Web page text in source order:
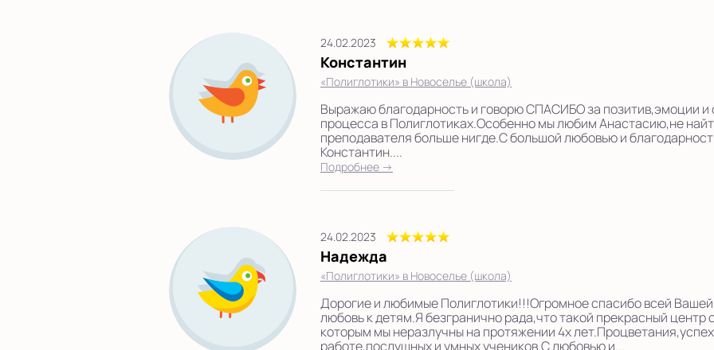
24.02.2023
Константин
«Полиглотики» в Новоселье (школа)
Выражаю благодарность и говорю СПАСИБО за позитив,эмоции
процесса в Полиглотиках.Особенно мы любим Анастасию,не
преподавателя больше нигде.С большой любовью и
Константин....
Подробнее →
24.02.2023
Надежда
«Полиглотики» в Новоселье (школа)
Дорогие и любимые Полиглотики!!!Огромное спасибо всей
любовь к детям.Я безгранично рада,что такой прекрасный центр
которым мы неразлучны на протяжении 4х
работе,послушных и умных учеников.С любовью и...